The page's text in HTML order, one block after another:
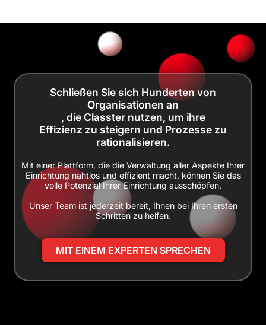
Schließen Sie sich Hunderten von
Organisationen an
, die Classter nutzen, um ihre
Effizienz zu steigern und Prozesse zu
rationalisieren.
Mit einer Plattform, die die Verwaltung aller Aspekte Ihrer
Einrichtung nahtlos und effizient macht, können Sie das
volle Potenzial Ihrer Einrichtung ausschöpfen.
Unser Team ist jederzeit bereit, Ihnen bei Ihren ersten
Schritten zu helfen.
MIT EINEM EXPERTEN SPRECHEN